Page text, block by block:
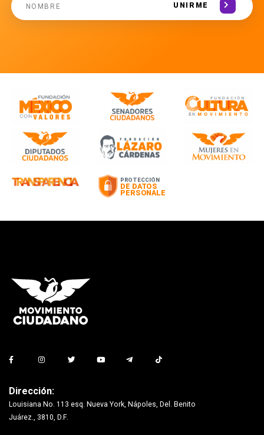
UNIRME
Dirección:
Louisiana No. 113 esq. Nueva York, Nápoles, Del. Benito
Juárez., 3810, D.F.